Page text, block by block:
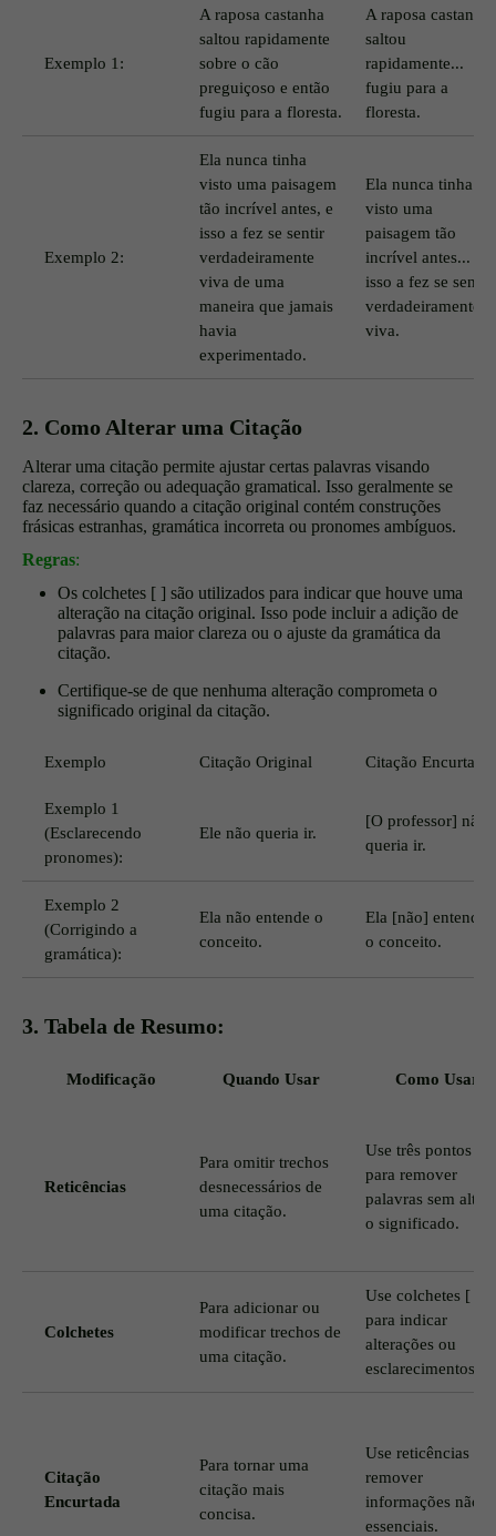
Exemplo 1:
A raposa castanha
saltou rapidamente
sobre o cão
preguiçoso e então
fugiu para a floresta.
A raposa castanha
saltou
rapidamente...
fugiu para a
floresta.
Exemplo 2:
Ela nunca tinha
visto uma paisagem
tão incrível antes, e
isso a fez se sentir
verdadeiramente
viva de uma
maneira que jamais
havia
experimentado.
Ela nunca tinha
visto uma
paisagem tão
incrível antes... e
isso a fez se sentir
verdadeiramente
viva.
2. Como Alterar uma Citação
Alterar uma citação permite ajustar certas palavras visando
clareza, correção ou adequação gramatical. Isso geralmente se
faz necessário quando a citação original contém construções
frásicas estranhas, gramática incorreta ou pronomes ambíguos.
Regras:
Os colchetes [ ] são utilizados para indicar que houve uma
alteração na citação original. Isso pode incluir a adição de
palavras para maior clareza ou o ajuste da gramática da
citação.
Certifique-se de que nenhuma alteração comprometa o
significado original da citação.
Exemplo Citação Original Citação Encurtada
Exemplo 1
(Esclarecendo
pronomes):
Ele não queria ir.
[O professor] não
queria ir.
Exemplo 2
(Corrigindo a
gramática):
Ela não entende o
conceito.
Ela [não] entende
o conceito.
3. Tabela de Resumo:
Modificação Quando Usar Como Usar
Reticências
Para omitir trechos
desnecessários de
uma citação.
Use três pontos
para remover
palavras sem
o significado.
Colchetes
Para adicionar ou
modificar trechos de
uma citação.
Use colchetes [ ]
para indicar
alterações ou
esclarecimentos.
Citação
Encurtada
Para tornar uma
citação mais
concisa.
Use reticências
remover
informações não
essenciais.